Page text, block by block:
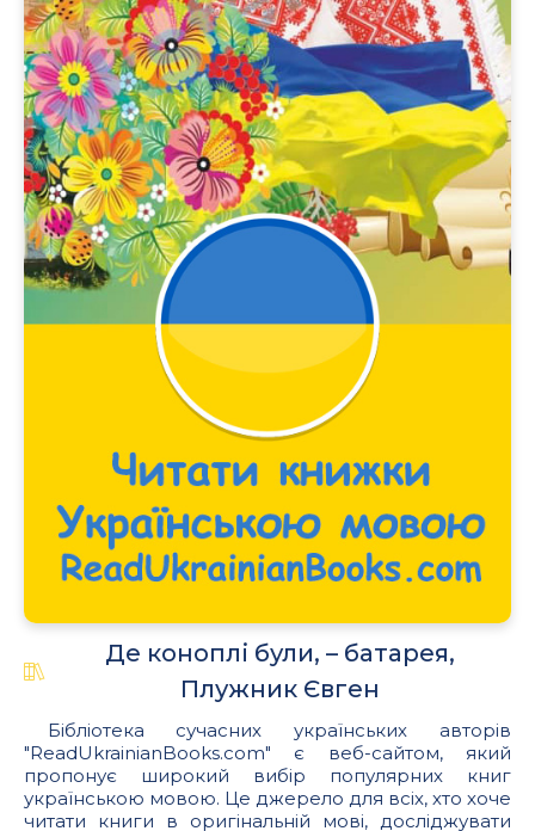
Де коноплі були, – батарея,
Плужник Євген
Бібліотека сучасних українських авторів
"ReadUkrainianBooks.com" є веб-сайтом, який
пропонує широкий вибір популярних книг
українською мовою. Це джерело для всіх, хто хоче
читати книги в оригінальній мові, досліджувати